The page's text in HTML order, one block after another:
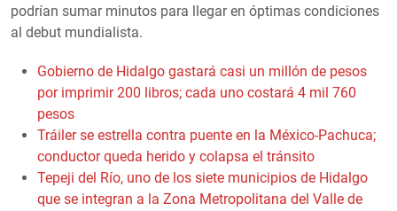
podrían sumar minutos para llegar en óptimas condiciones
al debut mundialista.
Gobierno de Hidalgo gastará casi un millón de pesos
por imprimir 200 libros; cada uno costará 4 mil 760
pesos
Tráiler se estrella contra puente en la México-Pachuca;
conductor queda herido y colapsa el tránsito
Tepeji del Río, uno de los siete municipios de Hidalgo
que se integran a la Zona Metropolitana del Valle de